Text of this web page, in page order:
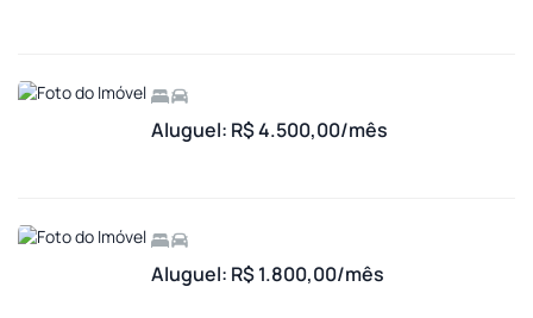
Aluguel: R$ 4.500,00/mês
Aluguel: R$ 1.800,00/mês